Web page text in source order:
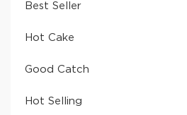
Best Seller
Hot Cake
Good Catch
Hot Selling